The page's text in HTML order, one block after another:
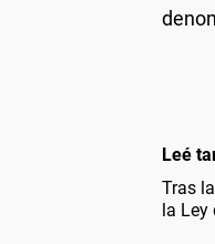
Leé
Tras
la Ley